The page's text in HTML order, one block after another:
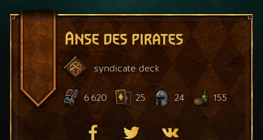
Anse des pirates
syndicate deck
6 620 25 24 155